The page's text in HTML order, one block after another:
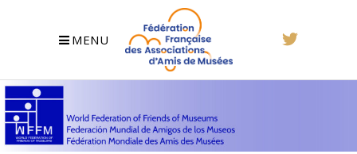
MENU